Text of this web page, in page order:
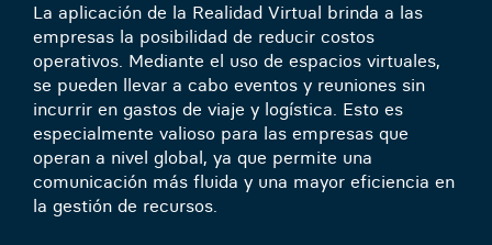
La aplicación de la Realidad Virtual brinda a las
empresas la posibilidad de reducir costos
operativos. Mediante el uso de espacios virtuales,
se pueden llevar a cabo eventos y reuniones sin
incurrir en gastos de viaje y logística. Esto es
especialmente valioso para las empresas que
operan a nivel global, ya que permite una
comunicación más fluida y una mayor eficiencia en
la gestión de recursos.